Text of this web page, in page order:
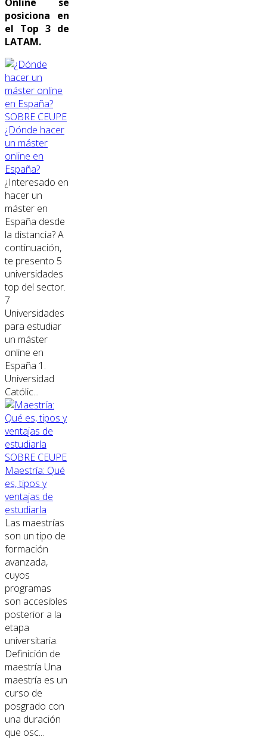
posiciona en
el Top 3 de
LATAM.
SOBRE CEUPE
¿Dónde hacer
un máster
online en
España?
¿Interesado en
hacer un
máster en
España desde
la distancia? A
continuación,
te presento 5
universidades
top del sector.
7
Universidades
para estudiar
un máster
online en
España 1.
Universidad
Católic...
SOBRE CEUPE
Maestría: Qué
es, tipos y
ventajas de
estudiarla
Las maestrías
son un tipo de
formación
avanzada,
cuyos
programas
son accesibles
posterior a la
etapa
universitaria.
Definición de
maestría Una
maestría es un
curso de
posgrado con
una duración
que osc...